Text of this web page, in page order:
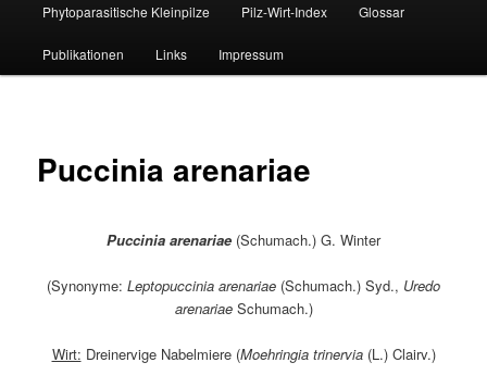
Phytoparasitische Kleinpilze Pilz-Wirt-Index Glossar
Publikationen Links Impressum
Puccinia arenariae
Puccinia arenariae (Schumach.) G. Winter
(Synonyme: Leptopuccinia arenariae (Schumach.) Syd., Uredo
arenariaeSchumach.)
Wirt: Dreinervige Nabelmiere (Moehringia trinervia(L.) Clairv.)